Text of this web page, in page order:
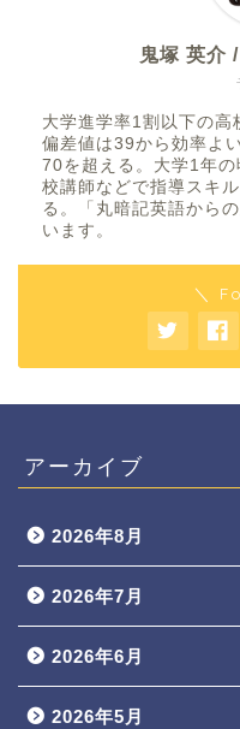
鬼塚 英介
大学進学率1割以下の高
偏差値は39から効率よ
70を超える。大学1年
校講師などで指導スキ
る。「丸暗記英語から
います。
＼
アーカイブ
2026年8月
2026年7月
2026年6月
2026年5月